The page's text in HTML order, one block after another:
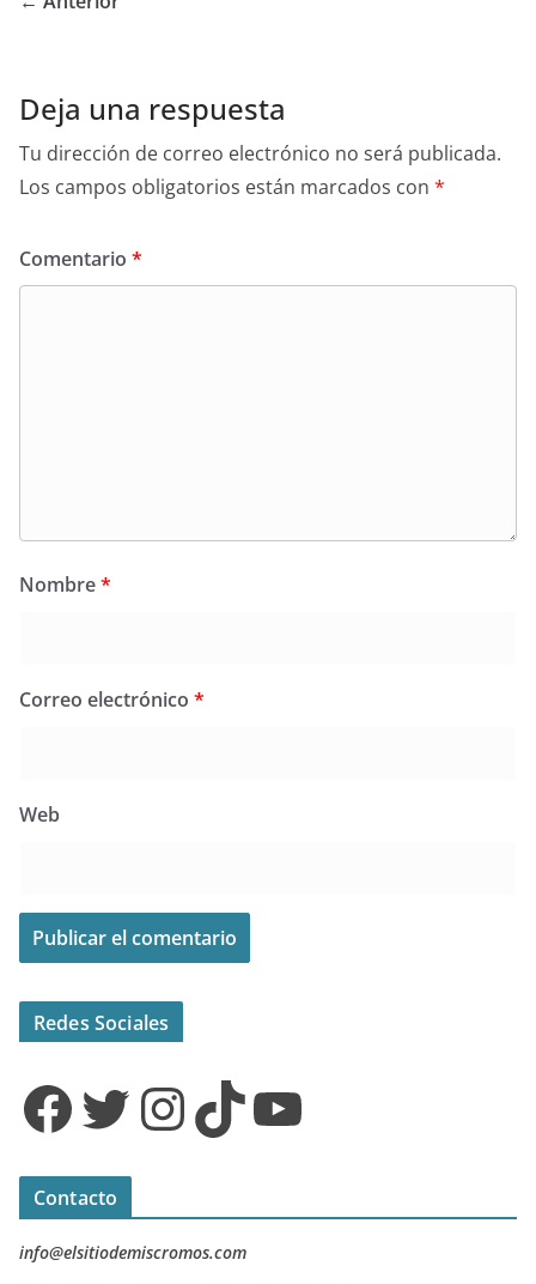
Deja una respuesta
Tu dirección de correo electrónico no será publicada.
Los campos obligatorios están marcados con *
Comentario *
Nombre*
Correo electrónico *
Web
Redes Sociales
Facebook Twitter InstagramTikTok YouTube
Contacto
info@elsitiodemiscromos.com